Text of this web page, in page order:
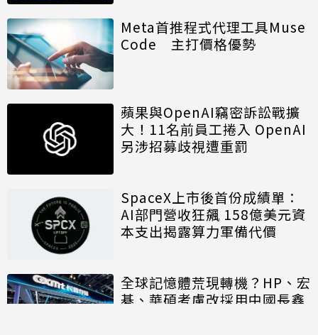
Meta首推程式代理工具Muse
Code 主打價格優勢
蘋果與OpenAI竊密訴訟戰擴
大！11名前員工捲入 OpenAI
另涉招募歧視遭重罰
SpaceX上市後首份成績單：
AI部門營收狂飆 158億美元資
本支出揭露算力軍備代價
全球記憶體荒現轉機？HP、宏
碁、華碩考慮改採用中國長鑫